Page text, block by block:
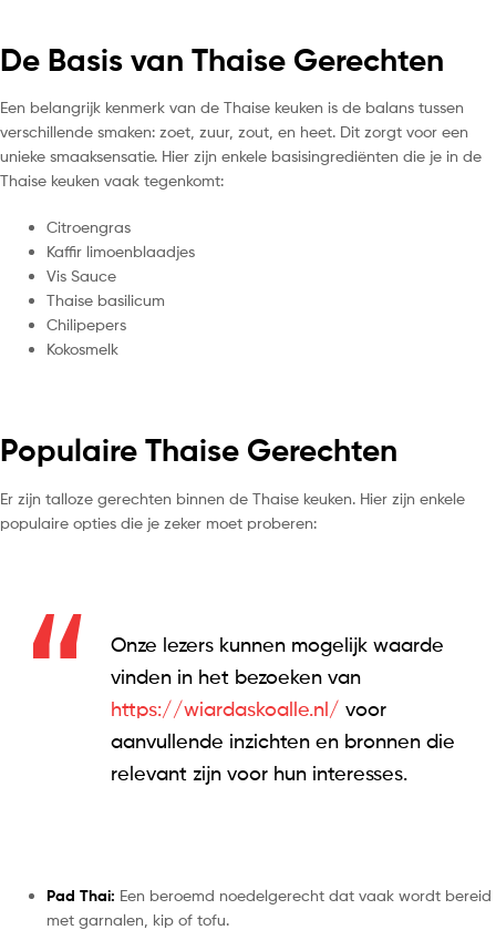
De Basis van Thaise Gerechten
Een belangrijk kenmerk van de Thaise keuken is de balans tussen
verschillende smaken: zoet, zuur, zout, en heet. Dit zorgt voor een
unieke smaaksensatie. Hier zijn enkele basisingrediënten die je in de
Thaise keuken vaak tegenkomt:
Citroengras
Kaffir limoenblaadjes
Vis Sauce
Thaise basilicum
Chilipepers
Kokosmelk
Populaire Thaise Gerechten
Er zijn talloze gerechten binnen de Thaise keuken. Hier zijn enkele
populaire opties die je zeker moet proberen:
Onze lezers kunnen mogelijk waarde
vinden in het bezoeken van
https://wiardaskoalle.nl/ voor
aanvullende inzichten en bronnen die
relevant zijn voor hun interesses.
Pad Thai: Een beroemd noedelgerecht dat vaak wordt bereid
met garnalen, kip of tofu.